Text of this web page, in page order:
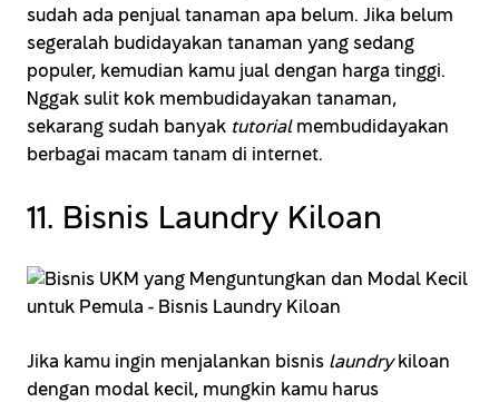
sudah ada penjual tanaman apa belum. Jika belum
segeralah budidayakan tanaman yang sedang
populer, kemudian kamu jual dengan harga tinggi.
Nggak sulit kok membudidayakan tanaman,
sekarang sudah banyak tutorial membudidayakan
berbagai macam tanam di internet.
11. Bisnis Laundry Kiloan
Jika kamu ingin menjalankan bisnis laundrykiloan
dengan modal kecil, mungkin kamu harus